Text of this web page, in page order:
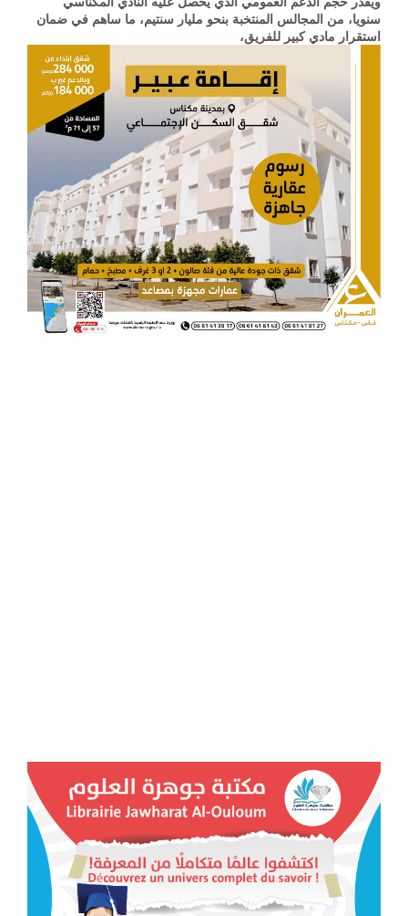
سنويا، من المجالس المنتخبة بنحو مليار سنتيم، ما ساهم في ضمان
استقرار مادي كبير للفريق،